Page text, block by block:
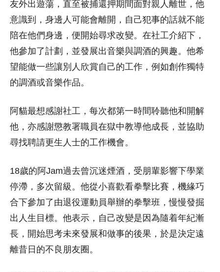
友外出遊蕩，直至被捕還押期間面對親人離世，他
意識到，身邊人可能會離開，自己犯事的話就不能
陪在他們身邊，便開始尋求改變。在社工介紹下，
他參加了計劃，並發展出音樂與調酒的興趣。他希
望能做一些讓別人欣賞自己的工作，例如創作獨特
的調酒或音樂作品。
阿貓最想感謝社工，每次都第一時間聆聽他和開解
他，亦感謝懲教署職員在獄中教導他成長，並協助
尋找聘請更生人士的工作機會。
18歲的阿Jam過去曾沉迷煙酒，受朋輩影響下學業
停滯，多次留級。他從小喜歡看拳擊比賽，機緣巧
合下參加了由退役運動員舉辦的拳擊班，慢慢發掘
出人生目標。他表示，自己改變是因為隨着年紀漸
長，開始思考未來發展和做事的後果，於是決定遠
離昔日的不良朋友圈。